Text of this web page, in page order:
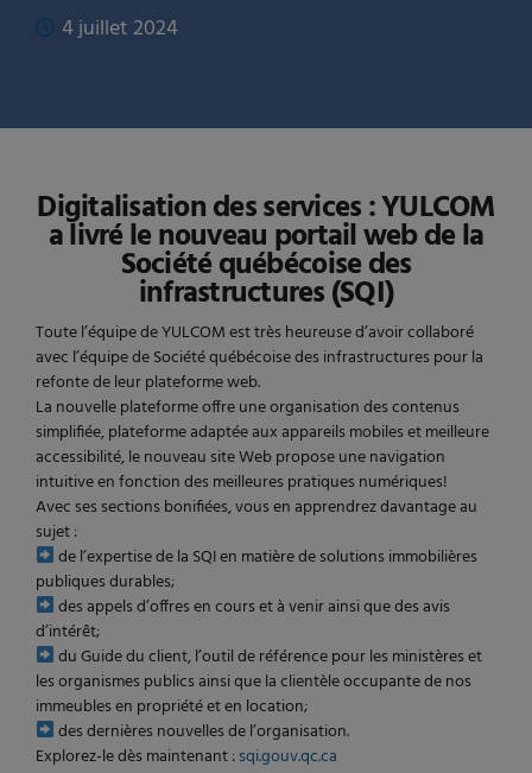
4 juillet 2024
Digitalisation des services : YULCOM
a livré le nouveau portail web de la
Société québécoise des
infrastructures (SQI)
Toute l’équipe de YULCOM est très heureuse d’avoir collaboré
avec l’équipe de Société québécoise des infrastructures pour la
refonte de leur plateforme web.
La nouvelle plateforme offre une organisation des contenus
simplifiée, plateforme adaptée aux appareils mobiles et meilleure
accessibilité, le nouveau site Web propose une navigation
intuitive en fonction des meilleures pratiques numériques!
Avec ses sections bonifiées, vous en apprendrez davantage au
sujet :
de l’expertise de la SQI en matière de solutions immobilières
publiques durables;
des appels d’offres en cours et à venir ainsi que des avis
d’intérêt;
du Guide du client, l’outil de référence pour les ministères et
les organismes publics ainsi que la clientèle occupante de nos
immeubles en propriété et en location;
des dernières nouvelles de l’organisation.
Explorez-le dès maintenant :sqi.gouv.qc.ca